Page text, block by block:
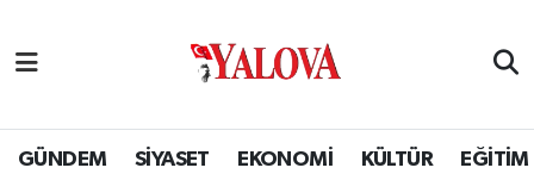
GÜNDEM SİYASET EKONOMİ KÜLTÜR EĞİTİM
SİYASET
Yalova Nöbetçi Eczaneler
Yalova Hava Durumu